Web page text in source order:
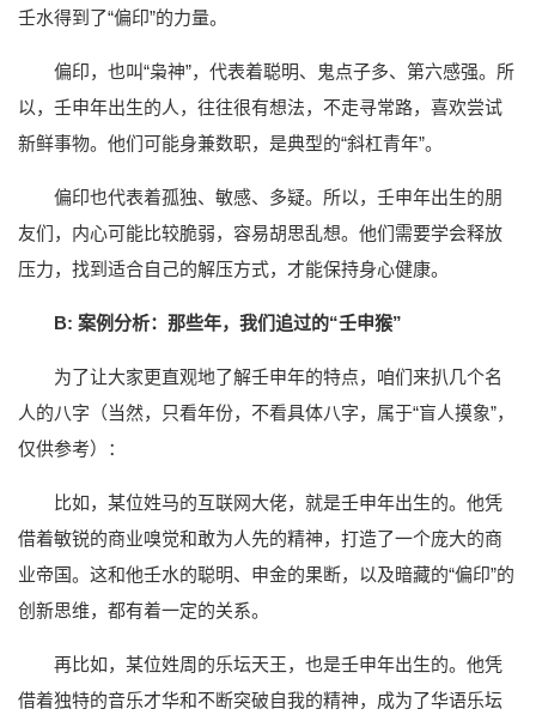
壬水得到了“偏印”的力量。
偏印，也叫“枭神”，代表着聪明、鬼点子多、第六感强。所
以，壬申年出生的人，往往很有想法，不走寻常路，喜欢尝试
新鲜事物。他们可能身兼数职，是典型的“斜杠青年”。
偏印也代表着孤独、敏感、多疑。所以，壬申年出生的朋
友们，内心可能比较脆弱，容易胡思乱想。他们需要学会释放
压力，找到适合自己的解压方式，才能保持身心健康。
B: 案例分析：那些年，我们追过的“壬申猴”
为了让大家更直观地了解壬申年的特点，咱们来扒几个名
人的八字（当然，只看年份，不看具体八字，属于“盲人摸象”，
仅供参考）：
比如，某位姓马的互联网大佬，就是壬申年出生的。他凭
借着敏锐的商业嗅觉和敢为人先的精神，打造了一个庞大的商
业帝国。这和他壬水的聪明、申金的果断，以及暗藏的“偏印”的
创新思维，都有着一定的关系。
再比如，某位姓周的乐坛天王，也是壬申年出生的。他凭
借着独特的音乐才华和不断突破自我的精神，成为了华语乐坛